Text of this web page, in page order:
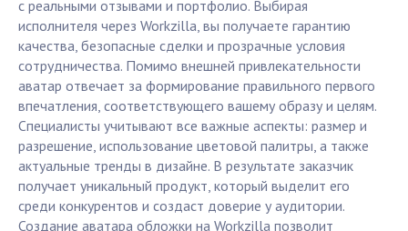
с реальными отзывами и портфолио. Выбирая
исполнителя через Workzilla, вы получаете гарантию
качества, безопасные сделки и прозрачные условия
сотрудничества. Помимо внешней привлекательности
аватар отвечает за формирование правильного первого
впечатления, соответствующего вашему образу и целям.
Специалисты учитывают все важные аспекты: размер и
разрешение, использование цветовой палитры, а также
актуальные тренды в дизайне. В результате заказчик
получает уникальный продукт, который выделит его
среди конкурентов и создаст доверие у аудитории.
Создание аватара обложки на Workzilla позволит